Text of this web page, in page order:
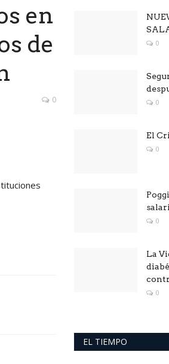
en
de
0
0
0
El
0
0
La
0
EL TIEMPO